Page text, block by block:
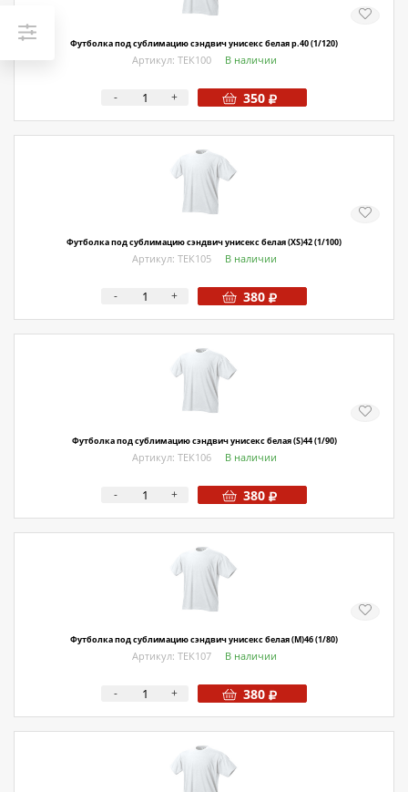
Футболка под сублимацию сэндвич унисекс белая р.40 (1/120)
Артикул: ТЕК100 В наличии
- + 350
Футболка под сублимацию сэндвич унисекс белая (XS)42 (1/100)
Артикул: ТЕК105 В наличии
- + 380
Футболка под сублимацию сэндвич унисекс белая (S)44 (1/90)
Артикул: ТЕК106 В наличии
- + 380
Футболка под сублимацию сэндвич унисекс белая (M)46 (1/80)
Артикул: ТЕК107 В наличии
- + 380